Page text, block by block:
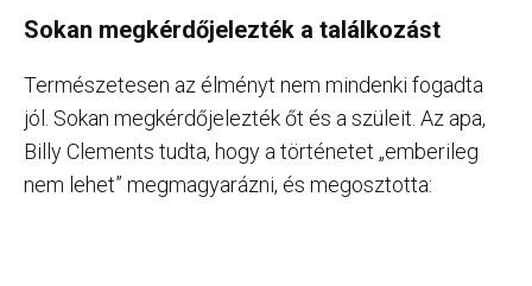
Sokan megkérdőjelezték a találkozást
Természetesen az élményt nem mindenki fogadta
jól. Sokan megkérdőjelezték őt és a szüleit. Az apa,
Billy Clements tudta, hogy a történetet „emberileg
nem lehet” megmagyarázni, és megosztotta: